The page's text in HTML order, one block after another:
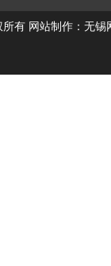
所有 网站制作 ： 无锡